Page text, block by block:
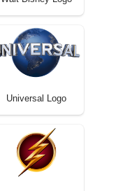
Universal Logo